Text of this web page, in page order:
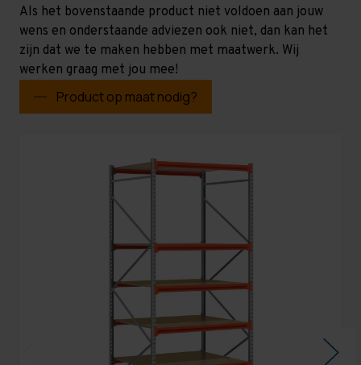
Als het bovenstaande product niet voldoen aan jouw
wens en onderstaande adviezen ook niet, dan kan het
zijn dat we te maken hebben met maatwerk. Wij
werken graag met jou mee!
Product op maat nodig?